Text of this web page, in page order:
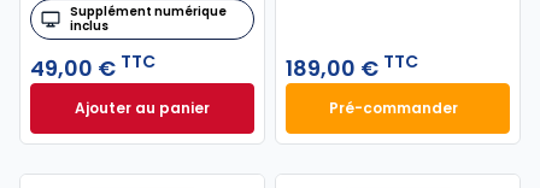
Supplément numérique
inclus
49,00 € TTC
Ajouter au panierCode civil 2027, annoté à 49,00 € TTC
189,00 € TTC
Pré-commander
Mémento